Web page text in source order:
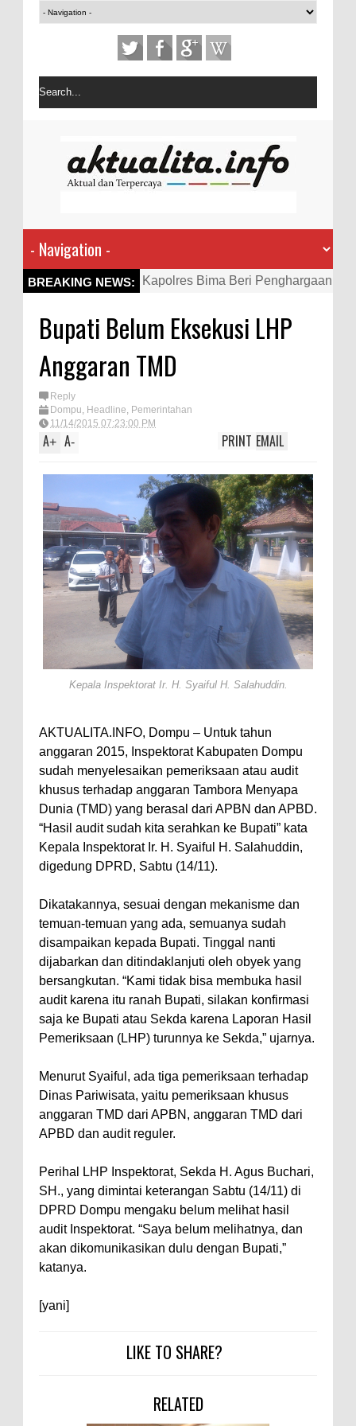
BREAKING NEWS:
Kapolres Bima Beri Penghargaan
Aktif Bantu Polisi Berantas
TEGAS! Kapolres Bima PTDH 1
Personel Berprestasi
Staf Ahli Tekankan Peran
Perempuan sebagai Penggerak
Ekonomi Keluarga pada
Pelatihan Kewirausahaan Kota
Bima
Si Dokes Polres Bima Cek
Kesehatan Korban Kapal Wisata
yang Tenggelam di Perairan
Sanggar
Satpolairud Polres Bima dan Tim
Gabungan Evakuasi Korban
Perairan Sanggar
Perkuat Soliditas-Sinergi,
Kapolres Bima Silaturahmi ke
Kejari dan Kodim 1608
Nobar Piala Dunia Argentina vs
Inggris, Polres Bima Pererat
Silaturahmi dengan Masyarakat
Antusiasnya Warga dan Polisi
Nobar Bareng Laga Prancis vs
Spanyol di Mapolres Bima
Wali Kota Bima Tinjau Finalisasi
Pembangunan RSUD Kota Bima,
Pastikan Pemindahan Layanan
Berjalan Bertahap
"Polisi Peduli" Satsamapta
Polres Bima Bantu Warga Padolo
Atasi Krisis Air Bersih
Wali Kota Bima Tinjau Rumah
Warga Tidak Layak Huni di
Kelurahan Oi Mbo, Dorong
Percepatan Bantuan BSPS
Wakil Wali Kota Bima
Konsultasikan Usulan Inpres
Wali Kota Tekankan Disiplin ASN
Wali Kota Bima Hadiri Rakornas
Bupati Belum Eksekusi LHP
Anggaran TMD
Reply
Dompu, Headline, Pemerintahan
11/14/2015 07:23:00 PM
A+ A- EMAIL
PRINT
Kepala Inspektorat Ir. H. Syaiful H. Salahuddin.
AKTUALITA.INFO, Dompu – Untuk tahun
anggaran 2015, Inspektorat Kabupaten Dompu
sudah menyelesaikan pemeriksaan atau audit
khusus terhadap anggaran Tambora Menyapa
Dunia (TMD) yang berasal dari APBN dan APBD.
“Hasil audit sudah kita serahkan ke Bupati” kata
Kepala Inspektorat Ir. H. Syaiful H. Salahuddin,
digedung DPRD, Sabtu (14/11).
Dikatakannya, sesuai dengan mekanisme dan
temuan-temuan yang ada, semuanya sudah
disampaikan kepada Bupati. Tinggal nanti
dijabarkan dan ditindaklanjuti oleh obyek yang
bersangkutan. “Kami tidak bisa membuka hasil
audit karena itu ranah Bupati, silakan konfirmasi
saja ke Bupati atau Sekda karena Laporan Hasil
Pemeriksaan (LHP) turunnya ke Sekda,” ujarnya.
Menurut Syaiful, ada tiga pemeriksaan terhadap
Dinas Pariwisata, yaitu pemeriksaan khusus
anggaran TMD dari APBN, anggaran TMD dari
APBD dan audit reguler.
Perihal LHP Inspektorat, Sekda H. Agus Buchari,
SH., yang dimintai keterangan Sabtu (14/11) di
DPRD Dompu mengaku belum melihat hasil
audit Inspektorat. “Saya belum melihatnya, dan
akan dikomunikasikan dulu dengan Bupati,”
katanya.
[yani]
LIKE TO SHARE?
RELATED